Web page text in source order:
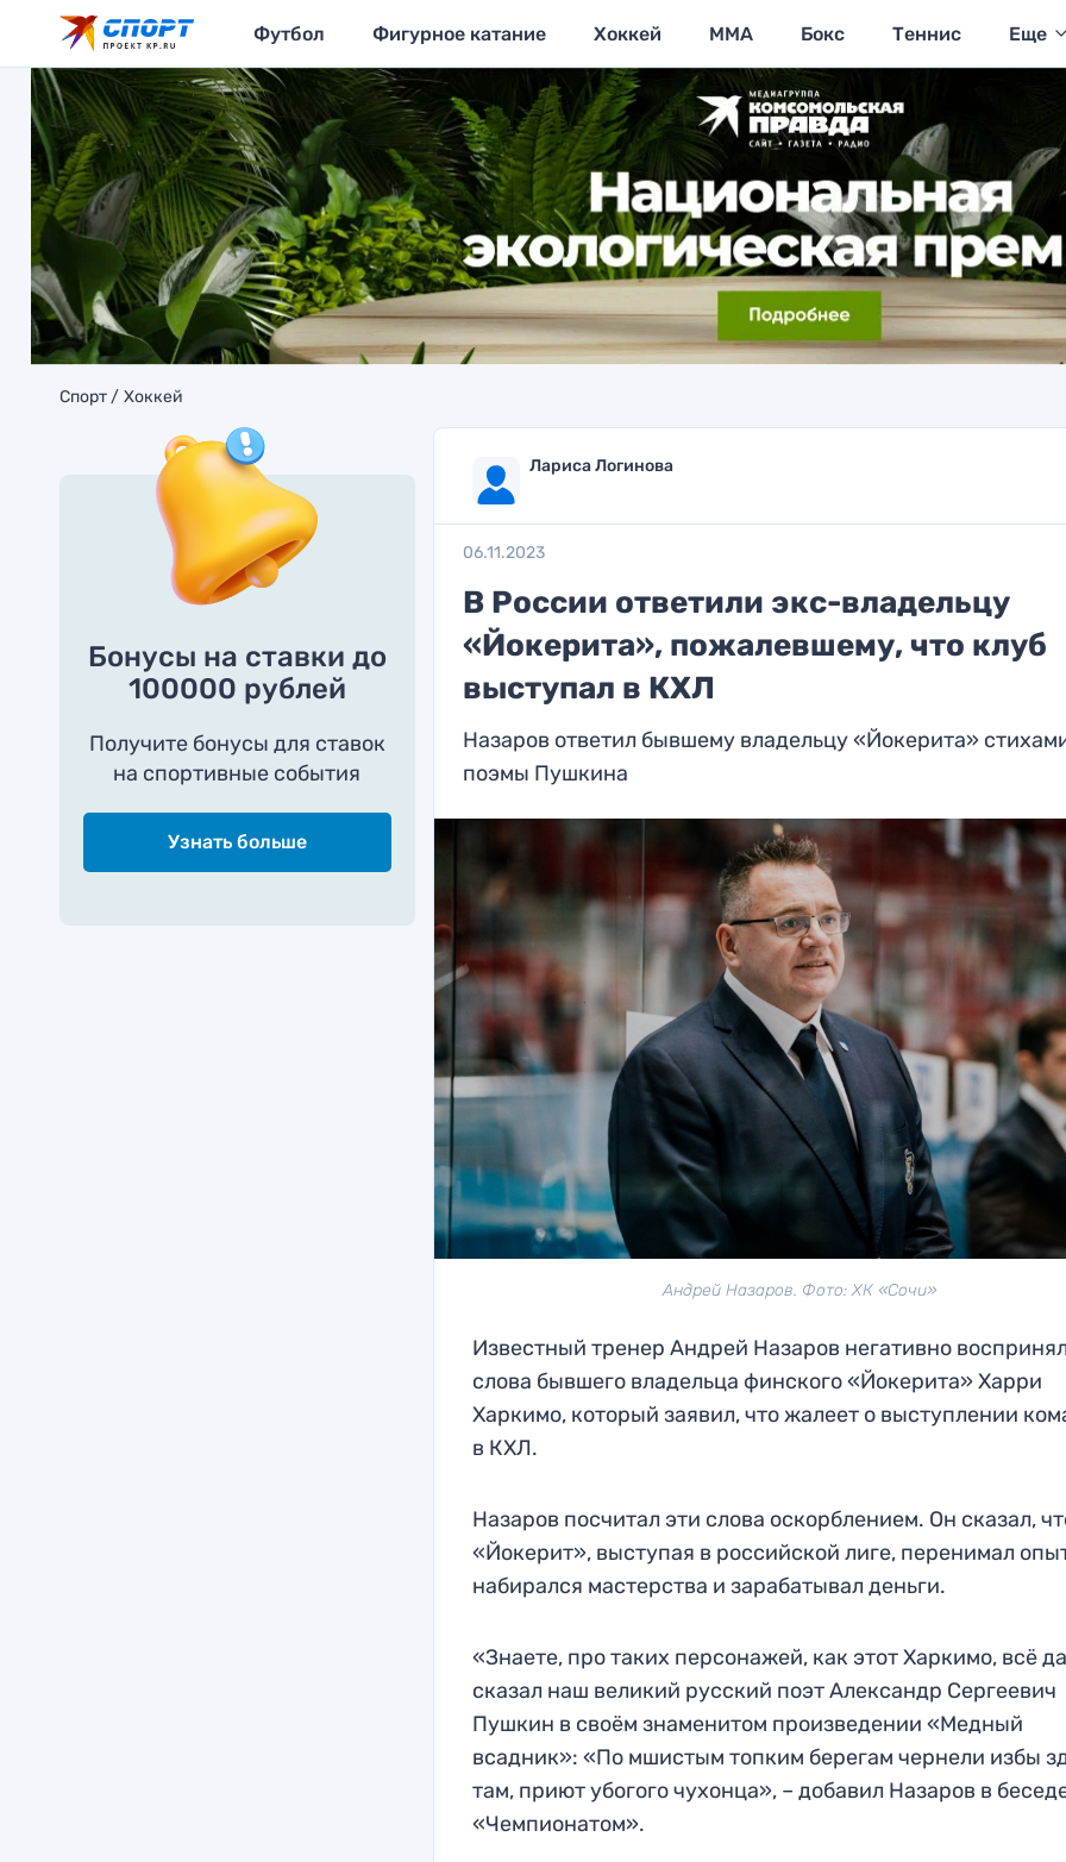
Футбол Фигурное катание Хоккей MMA Бокс Теннис Еще
Спорт Хоккей
Бонусы на ставки до
100000 рублей
Получите бонусы для ставок
на спортивные события
Узнать больше
Лариса Логинова
06.11.2023
В России ответили экс-владельцу
«Йокерита», пожалевшему, что клуб
выступал в КХЛ
Назаров ответил бывшему владельцу «Йокерита»
поэмы Пушкина
Андрей Назаров. Фото: ХК «Сочи»
Известный тренер Андрей Назаров негативно
слова бывшего владельца финского «Йокерита» Харри
Харкимо, который заявил, что жалеет о выступлении
в КХЛ.
Назаров посчитал эти слова оскорблением. Он сказал,
«Йокерит», выступая в российской лиге, перенимал
набирался мастерства и зарабатывал деньги.
«Знаете, про таких персонажей, как этот Харкимо, всё
сказал наш великий русский поэт Александр Сергеевич
Пушкин в своём знаменитом произведении «Медный
всадник»: «По мшистым топким берегам чернели избы
там, приют убогого чухонца», – добавил Назаров в
«Чемпионатом».